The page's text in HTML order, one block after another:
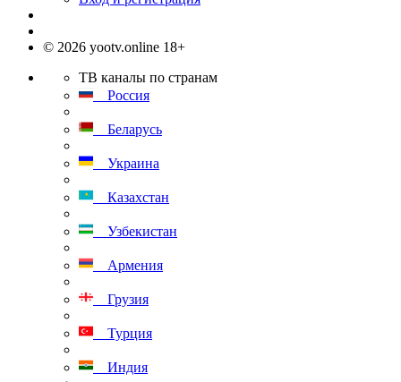
© 2026 yootv.online 18+
ТВ каналы по странам
Россия
Беларусь
Украина
Казахстан
Узбекистан
Армения
Грузия
Турция
Индия